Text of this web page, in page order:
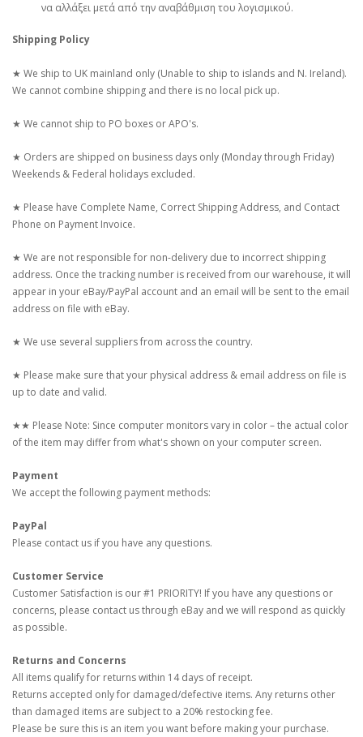
να αλλάξει μετά από την αναβάθμιση του λογισμικού.
Shipping Policy
★ We ship to UK mainland only (Unable to ship to islands and N. Ireland).
We cannot combine shipping and there is no local pick up.
★ We cannot ship to PO boxes or APO's.
★ Orders are shipped on business days only (Monday through Friday)
Weekends & Federal holidays excluded.
★ Please have Complete Name, Correct Shipping Address, and Contact
Phone on Payment Invoice.
★ We are not responsible for non-delivery due to incorrect shipping
address. Once the tracking number is received from our warehouse, it will
appear in your eBay/PayPal account and an email will be sent to the email
address on file with eBay.
★ We use several suppliers from across the country.
★ Please make sure that your physical address & email address on file is
up to date and valid.
★★ Please Note: Since computer monitors vary in color – the actual color
of the item may differ from what's shown on your computer screen.
Payment
We accept the following payment methods:
PayPal
Please contact us if you have any questions.
Customer Service
Customer Satisfaction is our #1 PRIORITY! If you have any questions or
concerns, please contact us through eBay and we will respond as quickly
as possible.
Returns and Concerns
All items qualify for returns within 14 days of receipt.
Returns accepted only for damaged/defective items. Any returns other
than damaged items are subject to a 20% restocking fee.
Please be sure this is an item you want before making your purchase.